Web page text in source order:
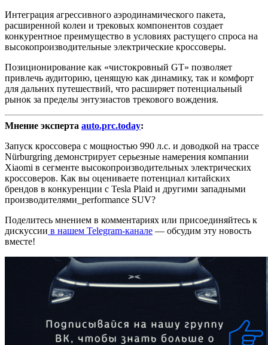
Интеграция агрессивного аэродинамического пакета,
расширенной колеи и трековых компонентов создает
конкурентное преимущество в условиях растущего спроса на
высокопроизводительные электрические кроссоверы.
Позиционирование как «чистокровный GT» позволяет
привлечь аудиторию, ценящую как динамику, так и комфорт
для дальних путешествий, что расширяет потенциальный
рынок за пределы энтузиастов трекового вождения.
Мнение эксперта auto.prc.today:
Запуск кроссовера с мощностью 990 л.с. и доводкой на трассе
Nürburgring демонстрирует серьезные намерения компании
Xiaomi в сегменте высокопроизводительных электрических
кроссоверов. Как вы оцениваете потенциал китайских
брендов в конкуренции с Tesla Plaid и другими западными
производителями_performance SUV?
Поделитесь мнением в комментариях или присоединяйтесь к
дискуссии в нашем Telegram-канале — обсудим эту новость
вместе!